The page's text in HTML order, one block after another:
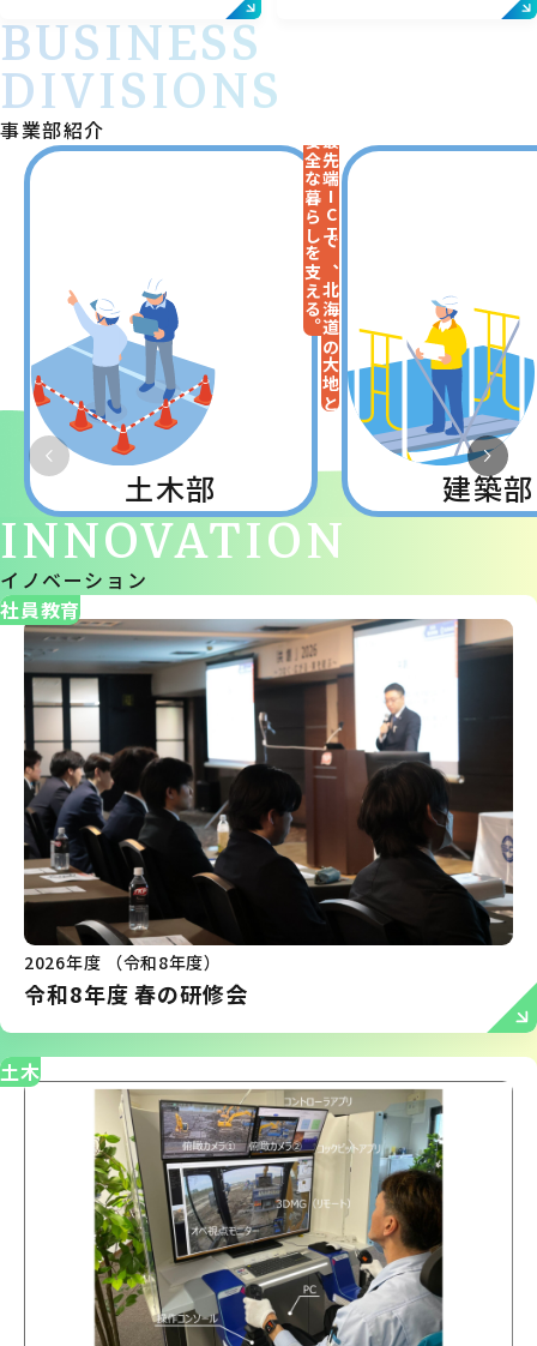
事業部紹介
BUSINESS
DIVISIONS
最先端ICTで、北海道の大地と
安全な暮らしを支える。
土木部 建築部
イノベーション
INNOVATION
社員教育
2026年度 （令和8年度）
令和8年度 春の研修会
土木